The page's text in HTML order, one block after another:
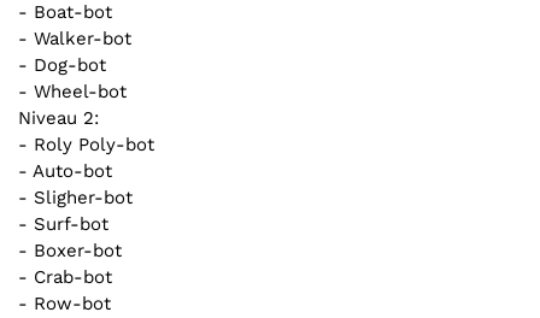
- Boat-bot
- Walker-bot
- Dog-bot
- Wheel-bot
Niveau 2:
- Roly Poly-bot
- Auto-bot
- Sligher-bot
- Surf-bot
- Boxer-bot
- Crab-bot
- Row-bot